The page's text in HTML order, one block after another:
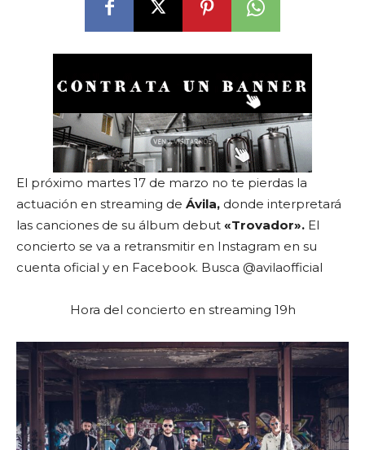
El próximo martes 17 de marzo no te pierdas la
actuación en streaming de Ávila, donde interpretará
las canciones de su álbum debut «Trovador». El
concierto se va a retransmitir en Instagram en su
cuenta oficial y en Facebook. Busca @avilaofficial
Hora del concierto en streaming 19h